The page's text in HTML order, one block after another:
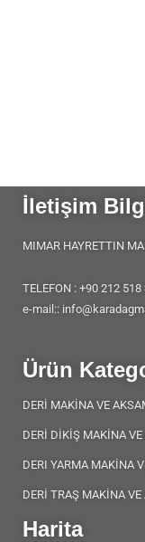
İletişim
MIMAR HAYRETTIN
TELEFON : +90 212 518
e-mail::
Ürün
DERİ MAKİNA VE
DERİ DİKİŞ MAKİNA
DERI YARMA MAKİNA
DERİ TRAŞ MAKİNA
Harita